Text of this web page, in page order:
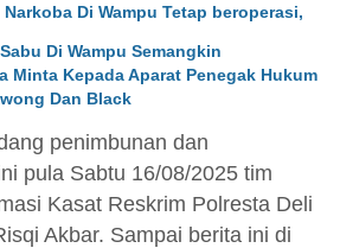
Di Wampu Tetap beroperasi,
Di Wampu Semangkin
Minta Kepada Aparat Penegak Hukum
Dan Black
penimbunan dan
pula Sabtu 16/08/2025 tim
Kasat Reskrim Polresta Deli
Akbar. Sampai berita ini di